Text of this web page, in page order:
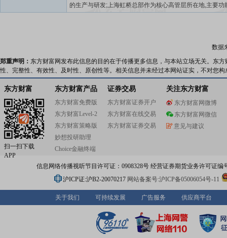
的生产与研发;上海虹桥总部作为核心高管层所在地,主要功
司集约化管理、业务开发和金融驱动。双业并举双轮驱动
统、建筑节能环保解决方案、大跨度复杂结构设计、智能
息化及智慧运维等服务。经营主体雅百特科技持续引领行
于科技产品创新、研发标准的制定与提升,矢志成为金属围
的综合系统集成服务商。第二主业新能源板块,公司致力于
源的开发与应用,并深度参与储能技术发展,是光伏EPC领域
EPC总承包、光伏建筑一体化(BIPV)、微电网系统的建设
形成了"开发+EPC+数字化运维"的完整产业链闭环。经营
复凯新能源在"风、光、储"领域均有布局,推动产业链资源
置,促进金融与产业资本融合。
数据
郑重声明： 东方财富网发布此信息的目的在于传播更多信息，与本站立场无关。东
性、完整性、有效性、及时性、原创性等。相关信息并未经过本网站证实，不对您
东方财富
扫一扫下载
APP
东方财富产品
东方财富免费版
东方财富Level-2
东方财富策略版
妙想投研助理
Choice金融终端
证券交易
东方财富证券开户
东方财富在线交易
东方财富证券交易
关注东方财富
东方财富网微博
东方财富网微信
意见与建议
信息网络传播视听节目许可证：0908328号 经营证券期货业务许可证编
沪ICP证:沪B2-20070217 网站备案号:沪ICP备05006054号-11
关于我们 可持续发展 广告服务 供应商平台